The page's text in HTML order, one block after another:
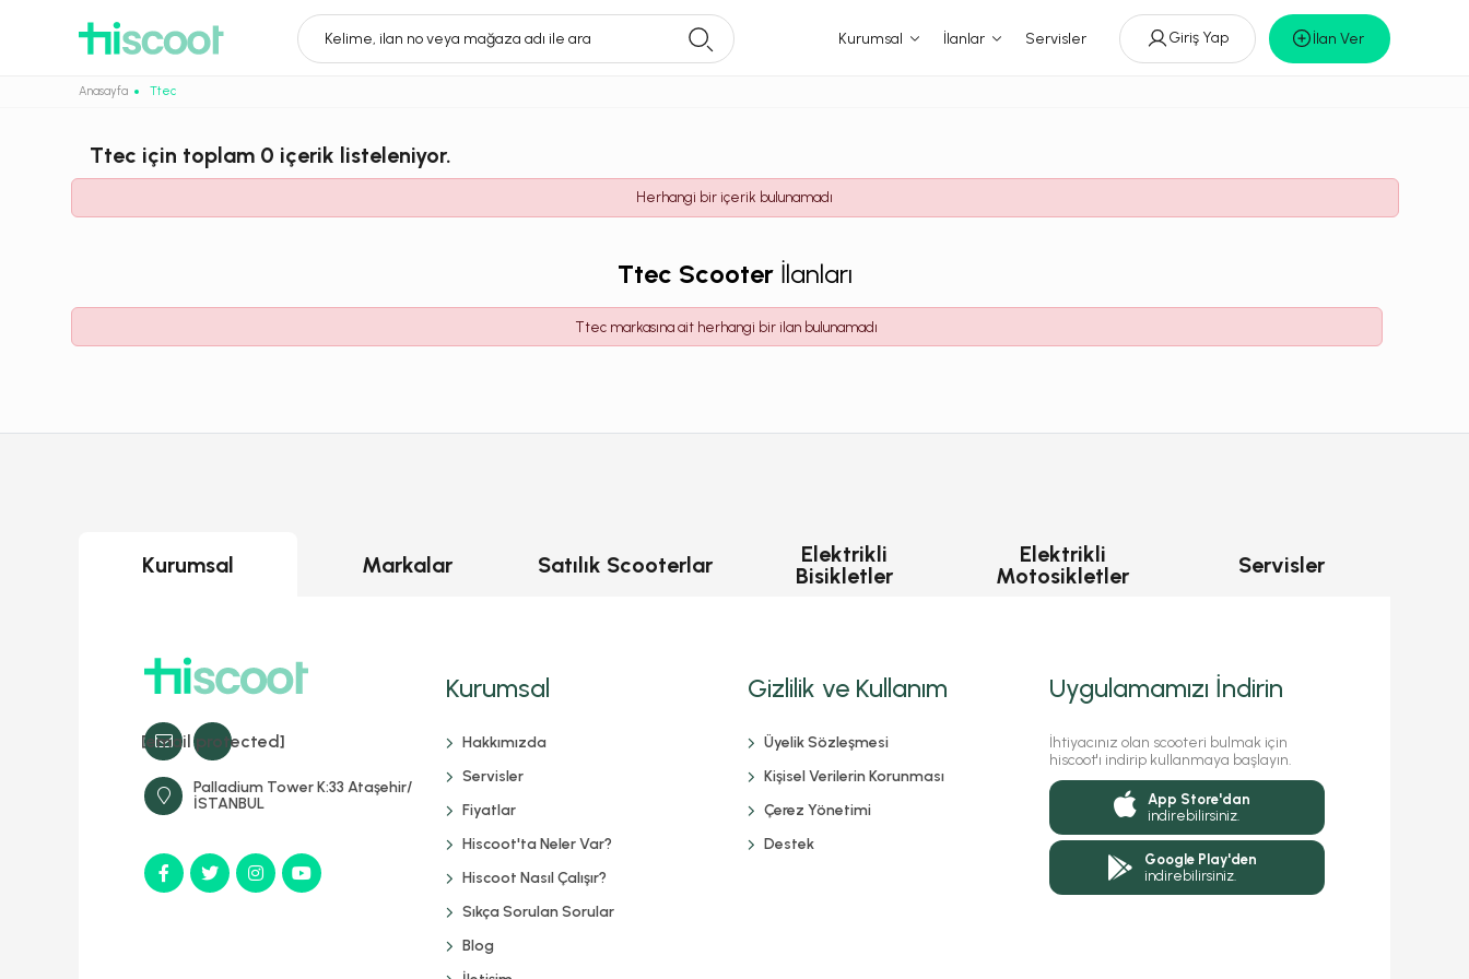
Kelime, ilan no veya mağaza adı ile ara Kurumsal İlanlar Servisler Giriş Yap İlan Ver
Anasayfa Ttec
Ttec için toplam 0 içerik listeleniyor.
Herhangi bir içerik bulunamadı
Ttec Scooterİlanları
Ttec markasına ait herhangi bir ilan bulunamadı
Kurumsal Markalar Satılık Scooterlar
Elektrikli
Bisikletler
Elektrikli
Motosikletler
Servisler
[email protected]
Palladium Tower K:33 Ataşehir/
İSTANBUL
Kurumsal
Hakkımızda
Servisler
Fiyatlar
Hiscoot'ta Neler Var?
Hiscoot Nasıl Çalışır?
Sıkça Sorulan Sorular
Blog
Gizlilik ve Kullanım
Üyelik Sözleşmesi
Kişisel Verilerin Korunması
Çerez Yönetimi
Destek
Uygulamamızı İndirin
İhtiyacınız olan scooteri bulmak için
hiscoot'ı indirip kullanmaya başlayın.
App Store'dan
indirebilirsiniz.
Google Play'den
indirebilirsiniz.